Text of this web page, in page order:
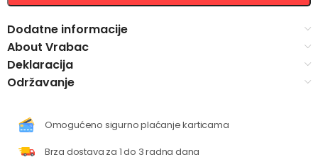
Dodatne informacije
About Vrabac
Deklaracija
Održavanje
Omogućeno sigurno plaćanje karticama
Brza dostava za 1 do 3 radna dana